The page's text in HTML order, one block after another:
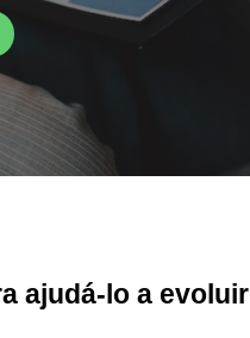
ajudá-lo a evoluir